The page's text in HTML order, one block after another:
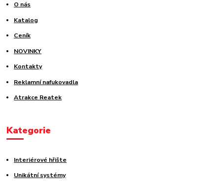
O nás
Katalog
Ceník
NOVINKY
Kontakty
Reklamní nafukovadla
Atrakce Reatek
Kategorie
Interiérové hřište
Unikátní systémy